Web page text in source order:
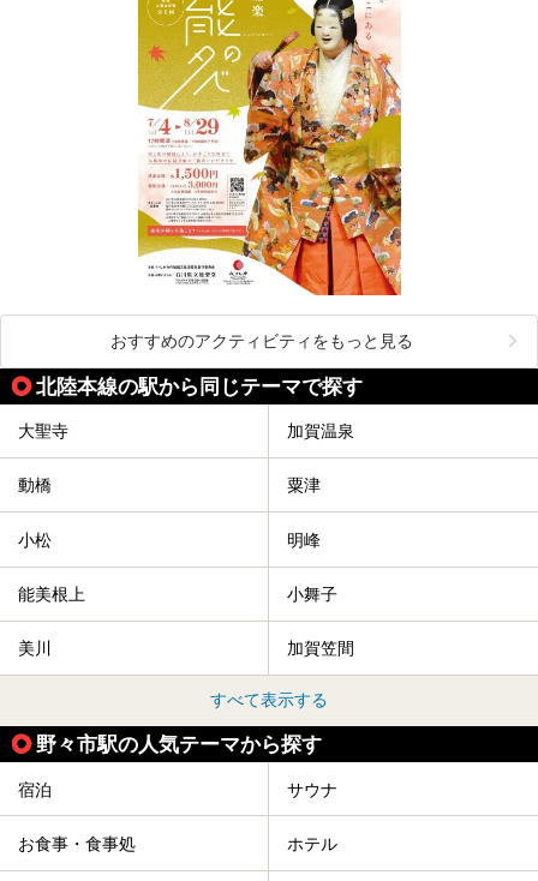
おすすめのアクティビティをもっと見る
北陸本線の駅から同じテーマで探す
大聖寺 加賀温泉
動橋 粟津
小松 明峰
能美根上 小舞子
美川 加賀笠間
すべて表示する
野々市駅の人気テーマから探す
宿泊 サウナ
お食事・食事処 ホテル